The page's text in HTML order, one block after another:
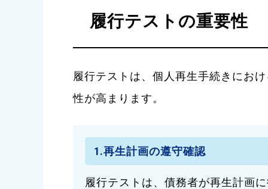
履行テストの重要性
履行テストは、個人再生手続きにお
性が高まります。
1.再生計画の遵守確認
履行テストは、債務者が再生計画